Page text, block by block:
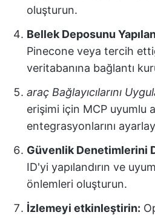
oluşturun.
Bellek Deposunu
Pinecone veya tercih
veritabanına bağlantı
araç Bağlayıcılarını
erişimi için MCP uyumlu
entegrasyonlarını
Güvenlik Denetimlerini
ID'yi yapılandırın ve
önlemleri oluşturun.
İzlemeyi etkinleştirin: